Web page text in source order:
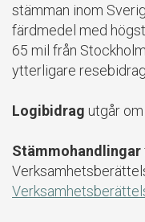
stämman inom
färdmedel med
65 mil från
ytterligare
Logibidrag utgår
Stämmohandlingar